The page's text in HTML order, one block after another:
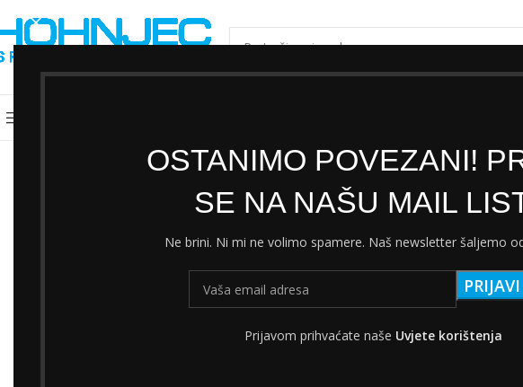
OSTANIMO POVEZANI!
SE NA NAŠU MAIL
Ne brini. Ni mi ne volimo spamere. Naš newsletter šaljemo
Prijavom prihvaćate naše Uvjete korištenja
ODABERI KATEGORIJU